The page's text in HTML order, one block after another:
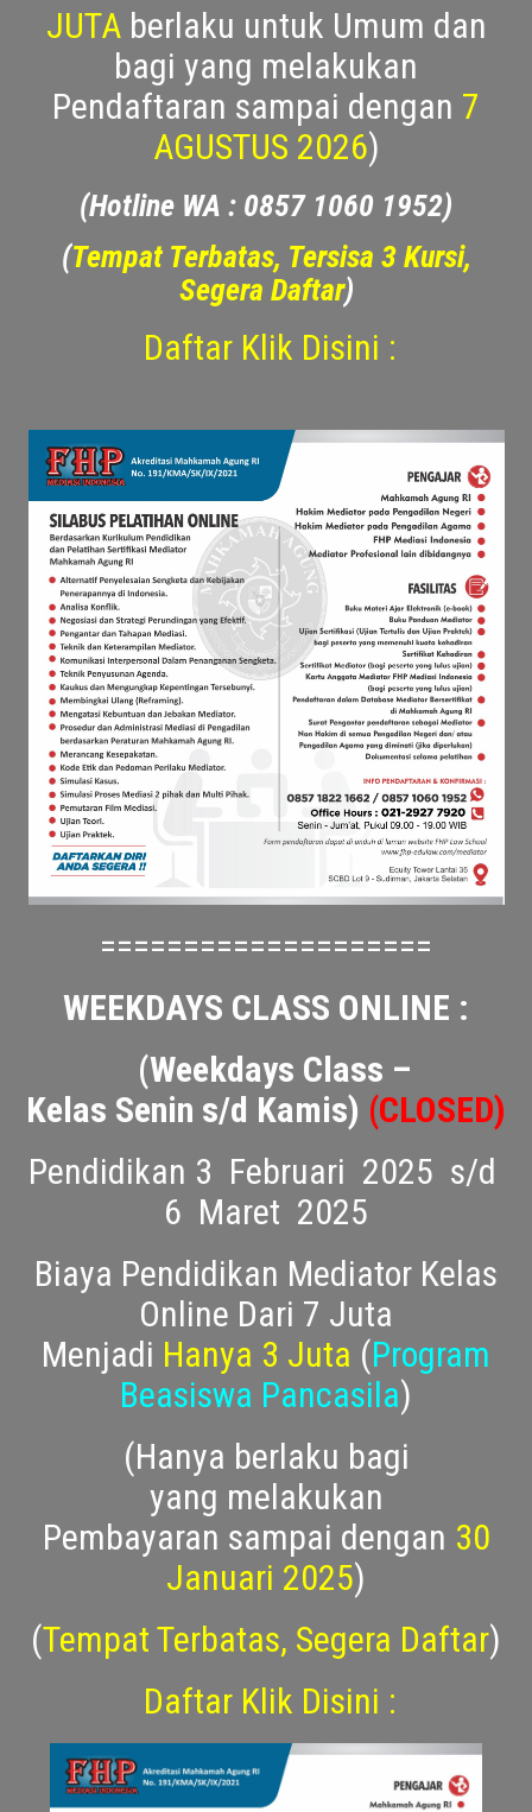
(GEBYAR BEASISWA Biaya Total
Pelatihan Mediator3
JUTAberlaku untuk Umum dan
bagi yang melakukan
Pendaftaran sampai dengan
AGUSTUS 2026
(Hotline WA : 0857 1060 1952)
Tempat Terbatas, Tersisa 3 Kursi,
Daftar Klik Disini :
====================
WEEKDAYS CLASS ONLINE :
(Weekdays Class –
Kelas Senin s/d Kamis)(CLOSED)
Pendidikan 3 Februari 2025 s/d
6 Maret 2025
Biaya Pendidikan Mediator Kelas
Online Dari 7 Juta
MenjadiHanya 3 Juta(Program
Beasiswa Pancasila)
(Hanya berlaku bagi
yang melakukan
Pembayaran sampai dengan30
Januari 2025)
Tempat Terbatas, Segera Daftar
Daftar Klik Disini :